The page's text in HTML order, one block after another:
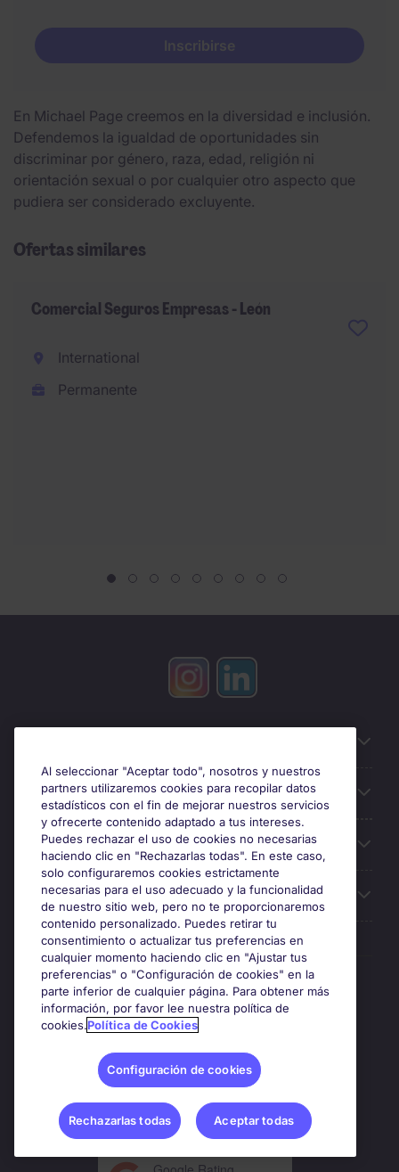
Inscribirse
En Michael Page creemos en la diversidad e inclusión.
Defendemos la igualdad de oportunidades sin
discriminar por género, raza, edad, religión ni
orientación sexual o por cualquier otro aspecto que
pudiera ser considerado excluyente.
Ofertas similares
Comercial Seguros Empresas - León
International
Permanente
Búsqueda de empleo
Oficinas
Sobre Michael Page
Premios y certificaciones
Al seleccionar "Aceptar todo", nosotros y nuestros
partners utilizaremos cookies para recopilar datos
estadísticos con el fin de mejorar nuestros servicios
y ofrecerte contenido adaptado a tus intereses.
Puedes rechazar el uso de cookies no necesarias
haciendo clic en "Rechazarlas todas". En este caso,
solo configuraremos cookies estrictamente
necesarias para el uso adecuado y la funcionalidad
de nuestro sitio web, pero no te proporcionaremos
contenido personalizado. Puedes retirar tu
consentimiento o actualizar tus preferencias en
cualquier momento haciendo clic en "Ajustar tus
preferencias" o "Configuración de cookies" en la
parte inferior de cualquier página. Para obtener más
información, por favor lee nuestra política de
cookies.Política de Cookies
Configuración de cookies
Rechazarlas todas Aceptar todas